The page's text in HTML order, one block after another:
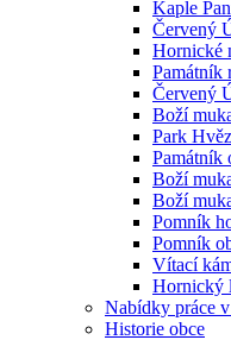
Kaple
Červený
Hornické
Památník
Červený
Boží
Park
Památník
Boží
Boží
Pomník
Pomník
Vítací
Hornický
Nabídky práce
Historie obce